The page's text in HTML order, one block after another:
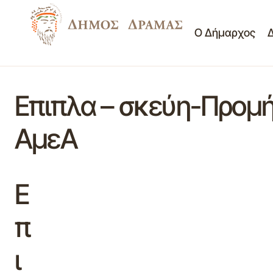
Ο Δήμαρχος
Επιπλα – σκεύη-
ΑμεΑ
Ε
π
ι